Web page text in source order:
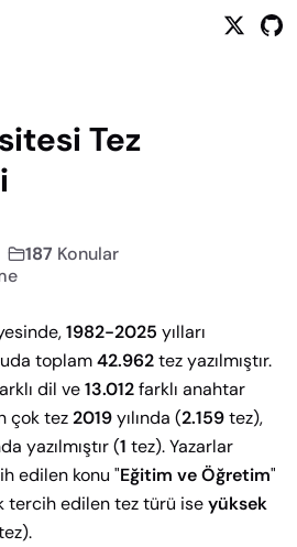
Tez
187 Konular
1982-2025 yılları
toplam42.962tez yazılmıştır.
dil ve13.012farklı anahtar
çok tez2019yılında (2.159tez),
yazılmıştır (1 tez).Yazarlar
edilen konu "Eğitim ve Öğretim"
tercih edilen tez türü iseyüksek